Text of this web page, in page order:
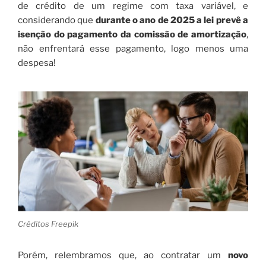
de crédito de um regime com taxa variável, e
considerando que durante o ano de 2025 a lei prevê a
isenção do pagamento da comissão de amortização,
não enfrentará esse pagamento, logo menos uma
despesa!
Créditos Freepik
Porém, relembramos que, ao contratar um novo